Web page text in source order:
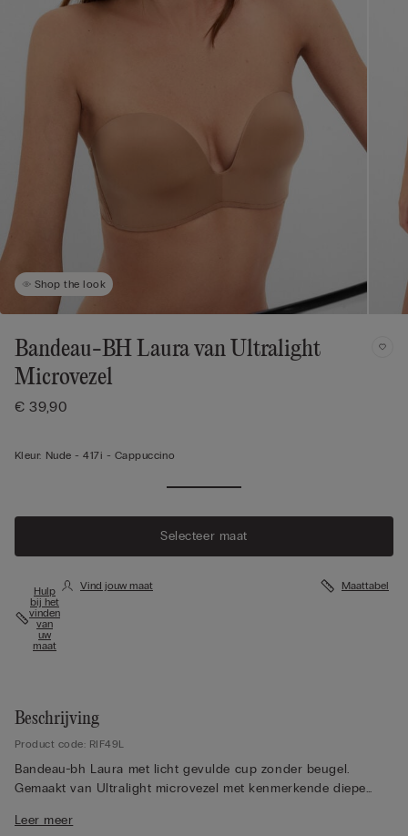
Shop the look
Bandeau-BH Laura van Ultralight
Microvezel
€ 39,90
Kleur: Nude -417i - Cappuccino
Selecteer maat
Hulp
bij het
vinden
van
uw
maat
Vind jouw maat Maattabel
Beschrijving
Product code: RIF49L
Bandeau-bh Laura met licht gevulde cup zonder beugel.
Gemaakt van Ultralight microvezel met kenmerkende diepe
gekenmerkt door de aanwezigheid van een onzichtbare
Leer meer